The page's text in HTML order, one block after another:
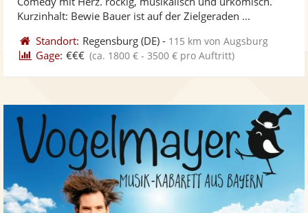
Kurzinhalt: Bewie Bauer ist auf der Zielgeraden ...
Standort: Regensburg (DE) - 115 km von Augsburg
Gage: €€€ (ca. 1800 € - 3500 € pro Auftritt)